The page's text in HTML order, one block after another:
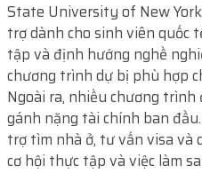
State University of New
trợ dành cho sinh viên quốc
tập và định hướng nghề
chương trình dự bị phù hợp
Ngoài ra, nhiều chương
gánh nặng tài chính ban
trợ tìm nhà ở, tư vấn visa và
cơ hội thực tập và việc làm